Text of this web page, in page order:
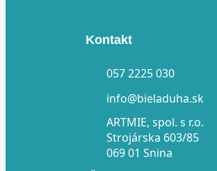
Kontakt
057 2225 030
info@bieladuha.sk
ARTMIE, spol. s r.o.
Strojárska 603/85
069 01 Snina